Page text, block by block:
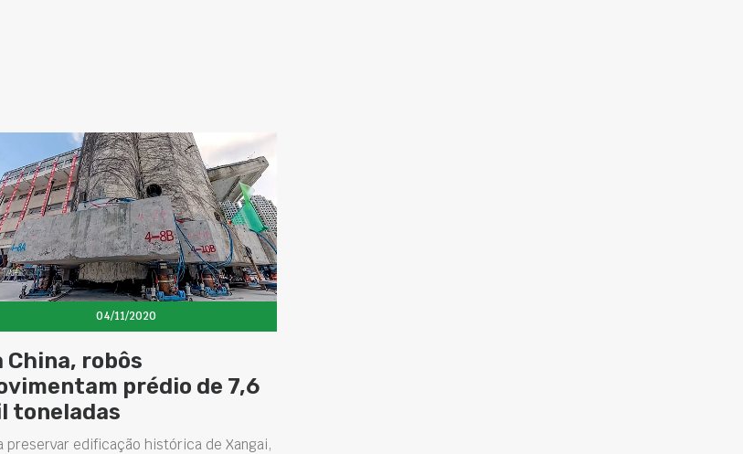
04/11/2020
China, robôs
prédio de 7,6
toneladas
preservar edificação histórica de Xangai,